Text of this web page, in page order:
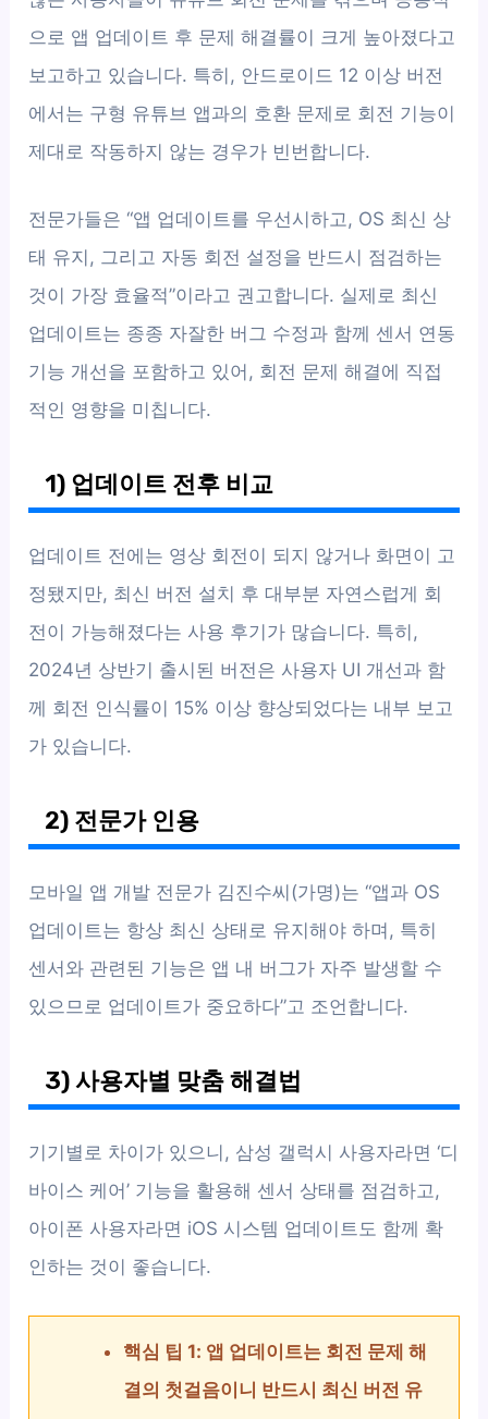
으로 앱 업데이트 후 문제 해결률이 크게 높아졌다고
보고하고 있습니다. 특히, 안드로이드 12 이상 버전
에서는 구형 유튜브 앱과의 호환 문제로 회전 기능이
제대로 작동하지 않는 경우가 빈번합니다.
전문가들은 “앱 업데이트를 우선시하고, OS 최신 상
태 유지, 그리고 자동 회전 설정을 반드시 점검하는
것이 가장 효율적”이라고 권고합니다. 실제로 최신
업데이트는 종종 자잘한 버그 수정과 함께 센서 연동
기능 개선을 포함하고 있어, 회전 문제 해결에 직접
적인 영향을 미칩니다.
1) 업데이트 전후 비교
업데이트 전에는 영상 회전이 되지 않거나 화면이 고
정됐지만, 최신 버전 설치 후 대부분 자연스럽게 회
전이 가능해졌다는 사용 후기가 많습니다. 특히,
2024년 상반기 출시된 버전은 사용자 UI 개선과 함
께 회전 인식률이 15% 이상 향상되었다는 내부 보고
가 있습니다.
2) 전문가 인용
모바일 앱 개발 전문가 김진수씨(가명)는 “앱과 OS
업데이트는 항상 최신 상태로 유지해야 하며, 특히
센서와 관련된 기능은 앱 내 버그가 자주 발생할 수
있으므로 업데이트가 중요하다”고 조언합니다.
3) 사용자별 맞춤 해결법
기기별로 차이가 있으니, 삼성 갤럭시 사용자라면 ‘디
바이스 케어’ 기능을 활용해 센서 상태를 점검하고,
아이폰 사용자라면 iOS 시스템 업데이트도 함께 확
인하는 것이 좋습니다.
핵심 팁 1: 앱 업데이트는 회전 문제 해
결의 첫걸음이니 반드시 최신 버전 유